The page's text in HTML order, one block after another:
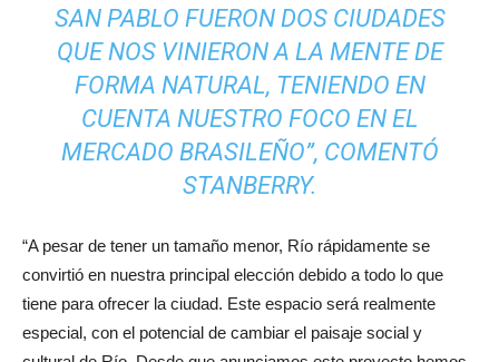
SAN PABLO FUERON DOS CIUDADES
QUE NOS VINIERON A LA MENTE DE
FORMA NATURAL, TENIENDO EN
CUENTA NUESTRO FOCO EN EL
MERCADO BRASILEÑO”, COMENTÓ
STANBERRY.
“A pesar de tener un tamaño menor, Río rápidamente se
convirtió en nuestra principal elección debido a todo lo que
tiene para ofrecer la ciudad. Este espacio será realmente
especial, con el potencial de cambiar el paisaje social y